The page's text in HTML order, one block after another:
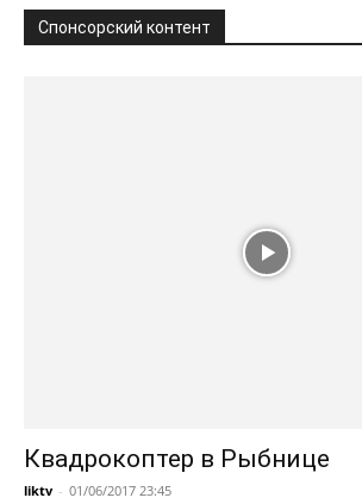
Спонсорский контент
Квадрокоптер в Рыбнице
liktv - 01/06/2017 23:45